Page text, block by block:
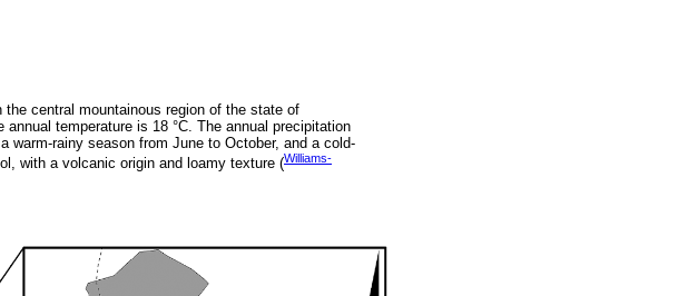
central mountainous region of the state of
temperature is 18 °C. The annual precipitation
warm-rainy season from June to October, and a cold-
with a volcanic origin and loamy texture (Williams-